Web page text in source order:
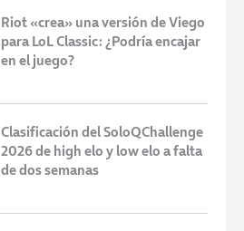
Riot «crea» una versión de Viego
para LoL Classic: ¿Podría encajar
en el juego?
Clasificación del SoloQChallenge
2026 de high elo y low elo a falta
de dos semanas